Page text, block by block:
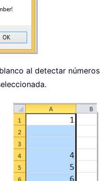
al detectar números